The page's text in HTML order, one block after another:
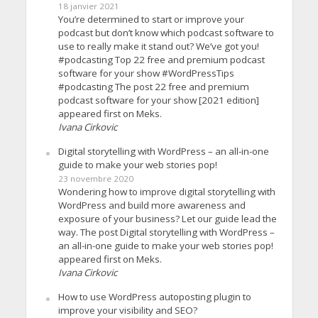
18 janvier 2021
You’re determined to start or improve your
podcast but don’t know which podcast software to
use to really make it stand out? We’ve got you!
#podcasting Top 22 free and premium podcast
software for your show #WordPressTips
#podcasting The post 22 free and premium
podcast software for your show [2021 edition]
appeared first on Meks.
Ivana Cirkovic
Digital storytelling with WordPress – an all-in-one
guide to make your web stories pop!
23 novembre 2020
Wondering how to improve digital storytelling with
WordPress and build more awareness and
exposure of your business? Let our guide lead the
way. The post Digital storytelling with WordPress –
an all-in-one guide to make your web stories pop!
appeared first on Meks.
Ivana Cirkovic
How to use WordPress autoposting plugin to
improve your visibility and SEO?